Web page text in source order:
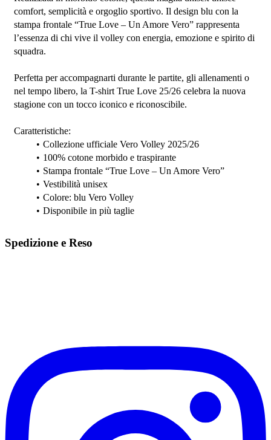
comfort, semplicità e orgoglio sportivo. Il design blu con la
stampa frontale “True Love – Un Amore Vero” rappresenta
l’essenza di chi vive il volley con energia, emozione e spirito di
squadra.
Perfetta per accompagnarti durante le partite, gli allenamenti o
nel tempo libero, la T-shirt True Love 25/26 celebra la nuova
stagione con un tocco iconico e riconoscibile.
Caratteristiche:
Collezione ufficiale Vero Volley 2025/26
100% cotone morbido e traspirante
Stampa frontale “True Love – Un Amore Vero”
Vestibilità unisex
Colore: blu Vero Volley
Disponibile in più taglie
Spedizione e Reso